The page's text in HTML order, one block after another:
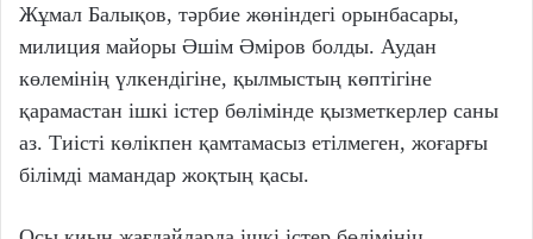
Жұмал Балықов, тәрбие жөніндегі орынбасары,
милиция майоры Әшім Әміров болды. Аудан
көлемінің үлкендігіне, қылмыстың көптігіне
қарамастан ішкі істер бөлімінде қызметкерлер саны
аз. Тиісті көлікпен қамтамасыз етілмеген, жоғарғы
білімді мамандар жоқтың қасы.